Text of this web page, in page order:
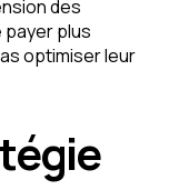
des
payer plus
optimiser leur